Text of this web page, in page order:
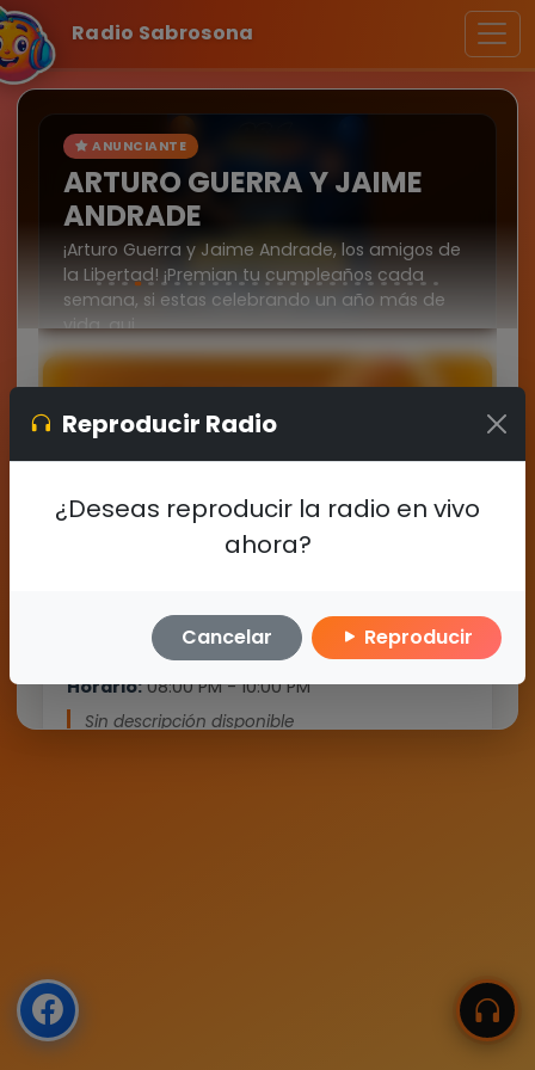
Radio Sabrosona
Reproducir Radio
¿Deseas reproducir la radio en vivo
ahora?
Cancelar Reproducir